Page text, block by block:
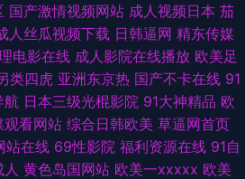
色 韩日乱色 国产精品不卡二区 精东AV 麻豆成
福利视频导航栏 97视频影院 99久久国产 99久
利导航 成人激情综合网 国产精品久久色 国产
久草导航 久久草中文资源 狼人草伊人 九九打
国产激情视频网站 成人视频日本 茄
人丝瓜视频下载 日韩逼网 精东传媒
电影在线 成人影院在线播放 欧美足
类四虎 亚洲东京热 国产不卡在线 91
航 日本三级光棍影院 91大神精品 欧
观看网站 综合日韩欧美 草逼网首页
站在线 69性影院 福利资源在线 91自
黄色岛国网站 欧美一xxxxx 欧美